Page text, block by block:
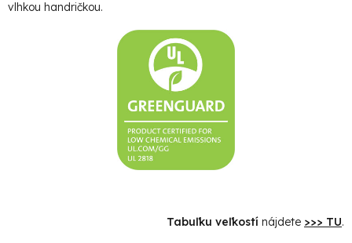
vlhkou handričkou.
Tabuľku veľkostí nájdete >>> TU.